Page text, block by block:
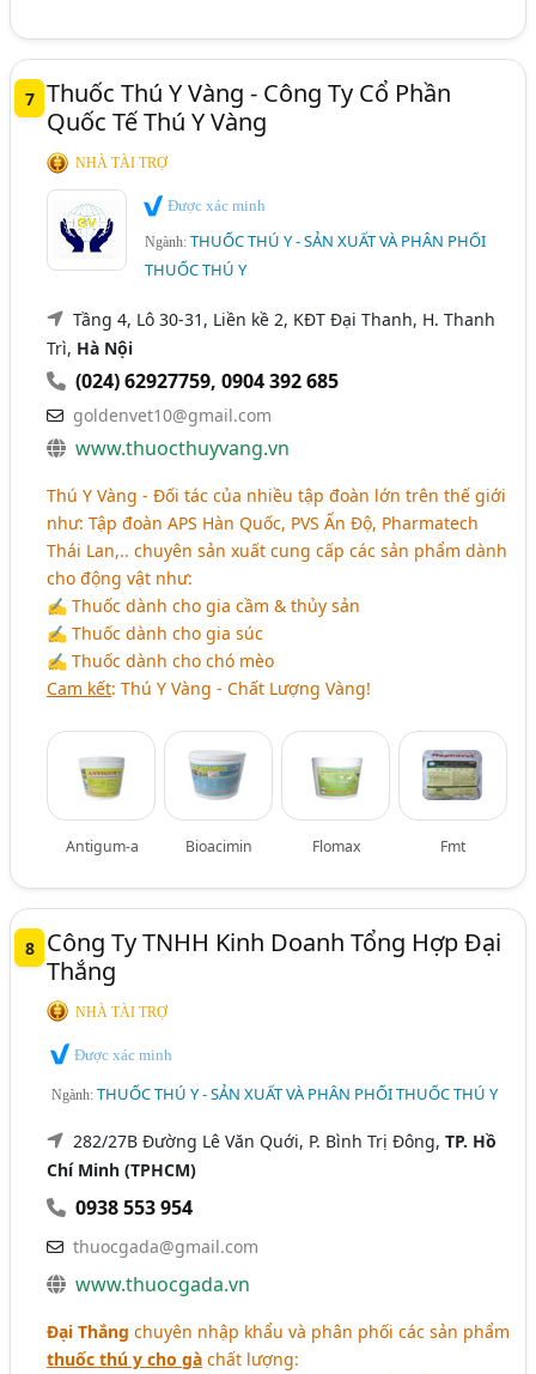
7 Thuốc Thú Y Vàng - Công Ty Cổ Phần
Quốc Tế Thú Y Vàng
NHÀ TÀI TRỢ
Được xác minh
Ngành:THUỐC THÚ Y - SẢN XUẤT VÀ PHÂN PHỐI
THUỐC THÚ Y
Tầng 4, Lô 30-31, Liền kề 2, KĐT Đại Thanh, H. Thanh
Trì, Hà Nội
(024) 62927759,0904 392 685
goldenvet10@gmail.com
www.thuocthuyvang.vn
Thú Y Vàng - Đối tác của nhiều tập đoàn lớn trên thế giới
như: Tập đoàn APS Hàn Quốc, PVS Ấn Độ, Pharmatech
Thái Lan,.. chuyên sản xuất cung cấp các sản phẩm dành
cho động vật như:
✍ Thuốc dành cho gia cầm & thủy sản
✍ Thuốc dành cho gia súc
✍ Thuốc dành cho chó mèo
Cam kết: Thú Y Vàng - Chất Lượng Vàng!
Antigum-a Bioacimin Flomax Fmt
8
Công Ty TNHH Kinh Doanh Tổng Hợp Đại
Thắng
NHÀ TÀI TRỢ
Được xác minh
Ngành:THUỐC THÚ Y - SẢN XUẤT VÀ PHÂN PHỐI THUỐC THÚ Y
282/27B Đường Lê Văn Quới, P. Bình Trị Đông,TP. Hồ
Chí Minh (TPHCM)
0938 553 954
thuocgada@gmail.com
www.thuocgada.vn
Đại Thắng chuyên nhập khẩu và phân phối các sản phẩm
thuốc thú y cho gà chất lượng: